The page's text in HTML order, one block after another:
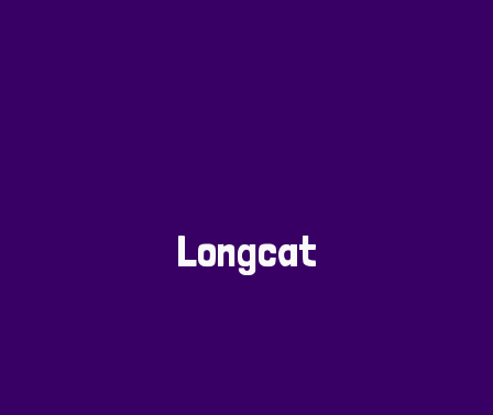
Longcat